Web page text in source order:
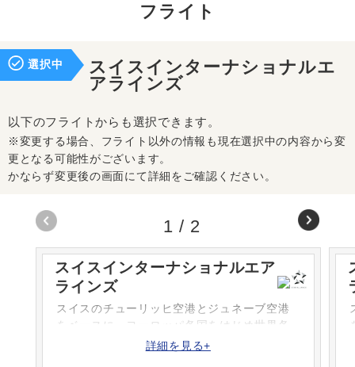
フライト
選択中
スイスインターナショナルエ
アラインズ
以下のフライトからも選択できます。
※変更する場合、フライト以外の情報も現在選択中の内容から変
更となる可能性がございます。
かならず変更後の画面にて詳細をご確認ください。
スイスインターナショナルエア
ラインズ
スイスのチューリッヒ空港とジュネーブ空港
をベースに、ヨーロッパ各国をはじめ世界各
国に路線網を持つ、スイスを代表する航空会
詳細を見る+
1 / 2